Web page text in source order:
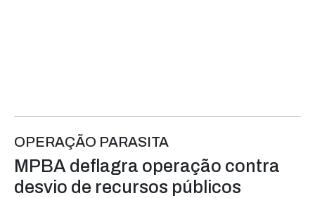
OPERAÇÃO PARASITA
MPBA deflagra operação contra
desvio de recursos públicos